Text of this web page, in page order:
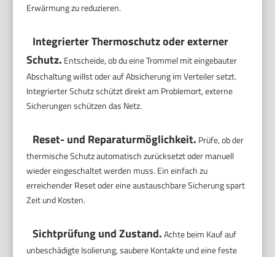
Erwärmung zu reduzieren.
Integrierter Thermoschutz oder externer
Schutz. Entscheide, ob du eine Trommel mit eingebauter
Abschaltung willst oder auf Absicherung im Verteiler setzt.
Integrierter Schutz schützt direkt am Problemort, externe
Sicherungen schützen das Netz.
Reset- und Reparaturmöglichkeit. Prüfe, ob der
thermische Schutz automatisch zurücksetzt oder manuell
wieder eingeschaltet werden muss. Ein einfach zu
erreichender Reset oder eine austauschbare Sicherung spart
Zeit und Kosten.
Sichtprüfung und Zustand.Achte beim Kauf auf
unbeschädigte Isolierung, saubere Kontakte und eine feste